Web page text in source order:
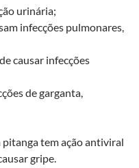
urinária;
infecções pulmonares,
causar infecções
de garganta,
tem ação antiviral
gripe.